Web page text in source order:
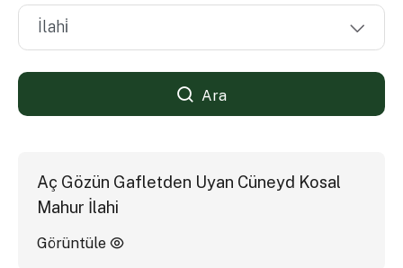
Ara
Aç Gözün Gafletden Uyan Cüneyd Kosal
Mahur İlahi
Görüntüle